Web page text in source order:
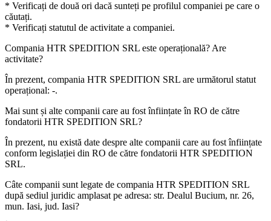
* Verificați de două ori dacă sunteți pe profilul companiei pe care o
căutați.
* Verificați statutul de activitate a companiei.
Compania HTR SPEDITION SRL este operațională? Are
activitate?
În prezent, compania HTR SPEDITION SRL are următorul statut
operațional: -.
Mai sunt și alte companii care au fost înființate în RO de către
fondatorii HTR SPEDITION SRL?
În prezent, nu există date despre alte companii care au fost înființate
conform legislației din RO de către fondatorii HTR SPEDITION
SRL.
Câte companii sunt legate de compania HTR SPEDITION SRL
după sediul juridic amplasat pe adresa: str. Dealul Bucium, nr. 26,
mun. Iasi, jud. Iasi?